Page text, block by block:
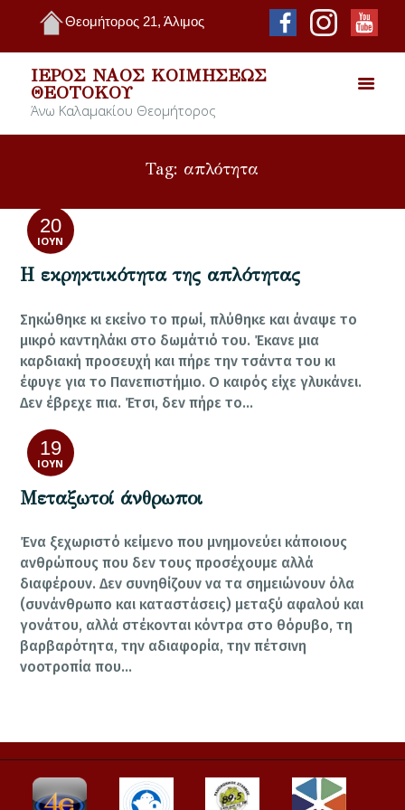
Θεομήτορος 21, Άλιμος
ΙΕΡΌΣ ΝΑΌΣ ΚΟΙΜΉΣΕΩΣ
ΘΕΟΤΌΚΟΥ
Άνω Καλαμακίου Θεομήτορος
Tag: απλότητα
20
ΙΟΎΝ
Η εκρηκτικότητα της απλότητας
Σηκώθηκε κι εκείνο το πρωί, πλύθηκε και άναψε το
μικρό καντηλάκι στο δωμάτιό του. Έκανε μια
καρδιακή προσευχή και πήρε την τσάντα του κι
έφυγε για το Πανεπιστήμιο. Ο καιρός είχε γλυκάνει.
Δεν έβρεχε πια. Έτσι, δεν πήρε το…
19
ΙΟΎΝ
Μεταξωτοί άνθρωποι
Ένα ξεχωριστό κείμενο που μνημονεύει κάποιους
ανθρώπους που δεν τους προσέχουμε αλλά
διαφέρουν. Δεν συνηθίζουν να τα σημειώνουν όλα
(συνάνθρωπο και καταστάσεις) μεταξύ αφαλού και
γονάτου, αλλά στέκονται κόντρα στο θόρυβο, τη
βαρβαρότητα, την αδιαφορία, την πέτσινη
νοοτροπία που…